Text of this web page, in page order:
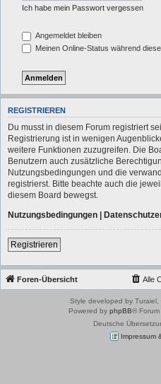
Ich habe mein Passwort vergessen
Angemeldet bleiben
Meinen Online-Status während
REGISTRIEREN
Du musst in diesem Forum registriert
Registrierung ist in wenigen
weitere Funktionen zuzugreifen. Die
Benutzern auch zusätzliche
Nutzungsbedingungen und die
registrierst. Bitte beachte auch die
diesem Board bewegst.
Nutzungsbedingungen |
Registrieren
Foren-Übersicht Alle
Style developed by Turaiel,
Powered by phpBB®
Deutsche
Impressum